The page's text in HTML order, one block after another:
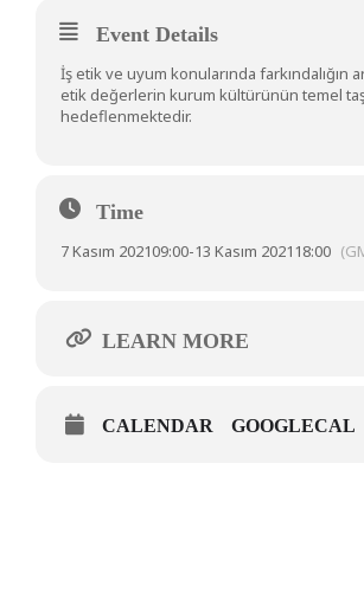
Event Details
İş etik ve uyum konularında farkındalığın
etik değerlerin kurum kültürünün temel
hedeflenmektedir.
Time
7 Kasım 202109:00-13 Kasım 202118:00
LEARN MORE
CALENDAR GOOGLECAL